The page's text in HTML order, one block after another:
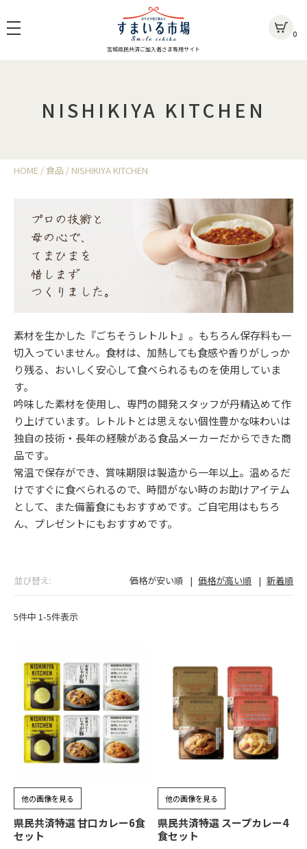
宮城県民共済ご加入者さま専用サイト
0
NISHIKIYA KITCHEN
HOME 食品 NISHIKIYA KITCHEN
素材を生かした『ごちそうレトルト』。もちろん保存料も一
切入っていません。食材は、加熱しても食感や香りがしっか
り残る、おいしく安心して食べられるものを使用していま
す。
吟味した素材を使用し、専門の開発スタッフが丹精込めて作
り上げています。レトルトとは思えない個性豊かな味わいは
独自の技術・長年の経験がある食品メーカーだからできた商
品です。
常温で保存ができ、賞味期限は製造から一年以上。温めるだ
けですぐに食べられるので、時間がない時のお助けアイテム
として、また備蓄食にもおすすめです。ご自宅用はもちろ
ん、プレゼントにもおすすめです。
並び替え 価格が安い順 価格が高い順 新着順
5件中 1-5件表示
他の画像を見る
県民共済特選 甘口カレー6食
セット
他の画像を見る
県民共済特選 スープカレー4
食セット